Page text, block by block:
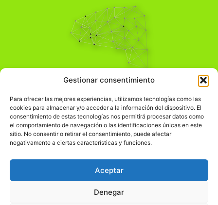
Gestionar consentimiento
Para ofrecer las mejores experiencias, utilizamos tecnologías como las
cookies para almacenar y/o acceder a la información del dispositivo. El
consentimiento de estas tecnologías nos permitirá procesar datos como
el comportamiento de navegación o las identificaciones únicas en este
sitio. No consentir o retirar el consentimiento, puede afectar
negativamente a ciertas características y funciones.
Aceptar
Denegar
Pensamiento Crítico
Comprender el mundo para transformarlo.
Información Legal
჻Política de privacidad
Política de cookies